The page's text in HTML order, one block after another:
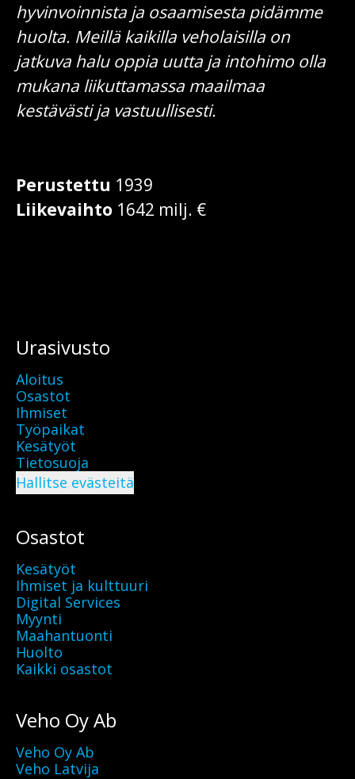
hyvinvoinnista ja osaamisesta pidämme
huolta. Meillä kaikilla veholaisilla on
jatkuva halu oppia uutta ja intohimo olla
mukana liikuttamassa maailmaa
kestävästi ja vastuullisesti.
Perustettu 1939
Liikevaihto 1642 milj. €
Urasivusto
Aloitus
Osastot
Ihmiset
Työpaikat
Kesätyöt
Tietosuoja
Hallitse evästeitä
Osastot
Kesätyöt
Ihmiset ja kulttuuri
Digital Services
Myynti
Maahantuonti
Huolto
Kaikki osastot
Veho Oy Ab
Veho Oy Ab
Veho Latvija